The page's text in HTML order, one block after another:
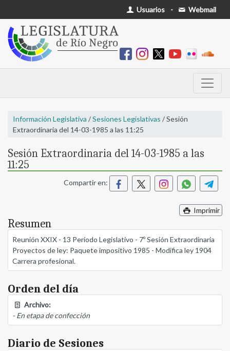
Usuarios - Webmail
Información Legislativa /Sesiones Legislativas / Sesión
Extraordinaria del 14-03-1985 a las 11:25
Sesión Extraordinaria del 14-03-1985 a las
11:25
Compartir en:
Imprimir
Resumen
Reunión XXIX - 13 Período Legislativo - 7º Sesión Extraordinaria
Proyectos de ley: Paquete impositivo 1985 - Modifica ley 1904
Carrera profesional.
Orden del día
Archivo:
- En etapa de confección
Diario de Sesiones